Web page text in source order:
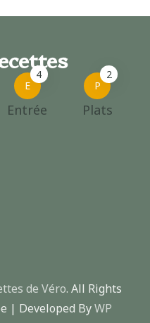
E
4
Entrée
P
2
Plats
de Véro. All Rights
| Developed ByWP